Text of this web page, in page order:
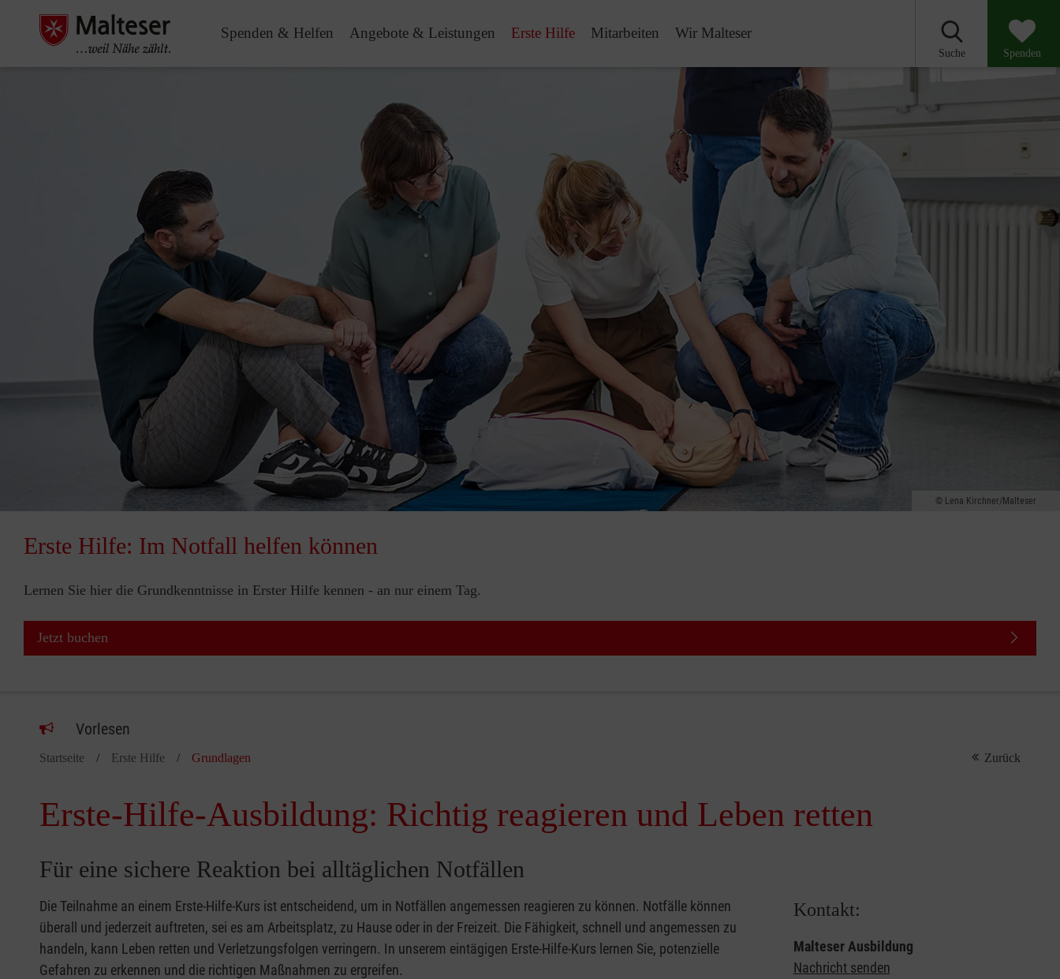
Spenden & Helfen Angebote & Leistungen Erste Hilfe Mitarbeiten Wir Malteser
Suche Spenden
Lena Kirchner/Malteser
Erste Hilfe: Im Notfall helfen können
Lernen Sie hier die Grundkenntnisse in Erster Hilfe kennen - an nur einem Tag.
Jetzt buchen
Vorlesen
Startseite Erste Hilfe Grundlagen Zurück
Erste-Hilfe-Ausbildung: Richtig reagieren und Leben retten
Für eine sichere Reaktion bei alltäglichen Notfällen
Die Teilnahme an einem Erste-Hilfe-Kurs ist entscheidend, um in Notfällen angemessen reagieren zu können. Notfälle können
überall und jederzeit auftreten, sei es am Arbeitsplatz, zu Hause oder in der Freizeit. Die Fähigkeit, schnell und angemessen zu
handeln, kann Leben retten und Verletzungsfolgen verringern. In unserem eintägigen Erste-Hilfe-Kurs lernen Sie, potenzielle
Gefahren zu erkennen und die richtigen Maßnahmen zu ergreifen.
Kontakt:
Malteser Ausbildung
Nachricht senden